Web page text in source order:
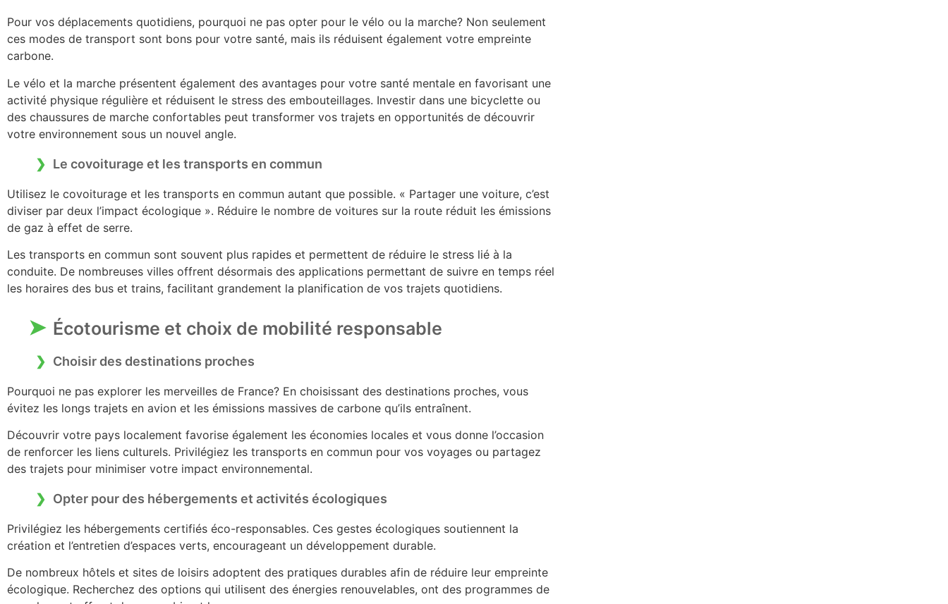
Pour vos déplacements quotidiens, pourquoi ne pas opter pour le vélo ou la marche? Non seulement
ces modes de transport sont bons pour votre santé, mais ils réduisent également votre empreinte
carbone.
Le vélo et la marche présentent également des avantages pour votre santé mentale en favorisant une
activité physique régulière et réduisent le stress des embouteillages. Investir dans une bicyclette ou
des chaussures de marche confortables peut transformer vos trajets en opportunités de découvrir
votre environnement sous un nouvel angle.
Le covoiturage et les transports en commun
Utilisez le covoiturage et les transports en commun autant que possible. « Partager une voiture, c’est
diviser par deux l’impact écologique ». Réduire le nombre de voitures sur la route réduit les émissions
de gaz à effet de serre.
Les transports en commun sont souvent plus rapides et permettent de réduire le stress lié à la
conduite. De nombreuses villes offrent désormais des applications permettant de suivre en temps réel
les horaires des bus et trains, facilitant grandement la planification de vos trajets quotidiens.
Écotourisme et choix de mobilité responsable
Choisir des destinations proches
Pourquoi ne pas explorer les merveilles de France? En choisissant des destinations proches, vous
évitez les longs trajets en avion et les émissions massives de carbone qu’ils entraînent.
Découvrir votre pays localement favorise également les économies locales et vous donne l’occasion
de renforcer les liens culturels. Privilégiez les transports en commun pour vos voyages ou partagez
des trajets pour minimiser votre impact environnemental.
Opter pour des hébergements et activités écologiques
Privilégiez les hébergements certifiés éco-responsables. Ces gestes écologiques soutiennent la
création et l’entretien d’espaces verts, encourageant un développement durable.
De nombreux hôtels et sites de loisirs adoptent des pratiques durables afin de réduire leur empreinte
écologique. Recherchez des options qui utilisent des énergies renouvelables, ont des programmes de